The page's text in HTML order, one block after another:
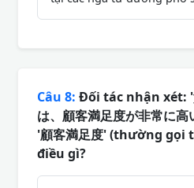
Câu 8: Đối tác nhận xét: '
は、顧客満足度が非常に
'顧客満足度' (thường gọi
điều gì?